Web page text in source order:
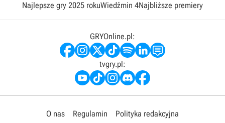
Najlepsze gry 2025 rokuWiedźmin 4Najbliższe premiery
GRYOnline.pl:
tvgry.pl:
O nas Regulamin Polityka redakcyjna